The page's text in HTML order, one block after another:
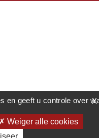
X
en geeft u controle over
Weiger alle cookies